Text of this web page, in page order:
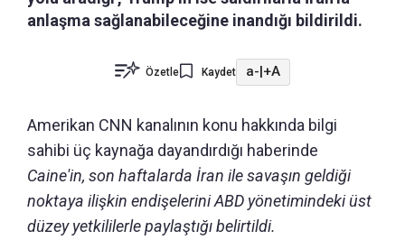
anlaşma sağlanabileceğine inandığı bildirildi.
Özetle Kaydet a- +A
Amerikan CNN kanalının konu hakkında bilgi
sahibi üç kaynağa dayandırdığı haberinde
Caine'in, son haftalarda İran ile savaşın geldiği
noktaya ilişkin endişelerini ABD yönetimindeki üst
düzey yetkililerle paylaştığı belirtildi.